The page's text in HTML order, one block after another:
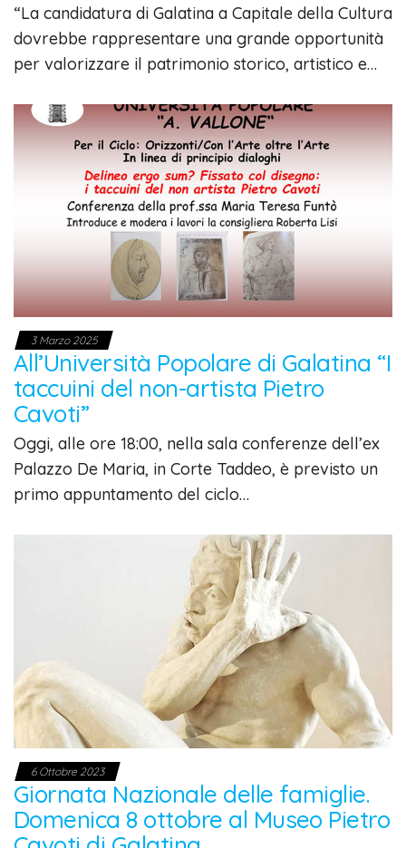
“La candidatura di Galatina a Capitale della Cultura
dovrebbe rappresentare una grande opportunità
per valorizzare il patrimonio storico, artistico e…
3 Marzo 2025
All’Università Popolare di Galatina “I
taccuini del non-artista Pietro
Cavoti”
Oggi, alle ore 18:00, nella sala conferenze dell’ex
Palazzo De Maria, in Corte Taddeo, è previsto un
primo appuntamento del ciclo…
6 Ottobre 2023
Giornata Nazionale delle famiglie.
Domenica 8 ottobre al Museo Pietro